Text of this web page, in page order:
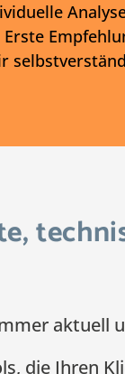
aktuell
die Ihren